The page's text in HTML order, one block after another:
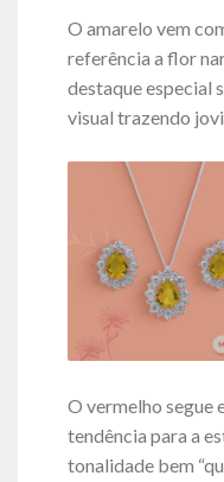
O amarelo vem
referência a flor
destaque especial
visual trazendo
O vermelho segue
tendência para a
tonalidade bem